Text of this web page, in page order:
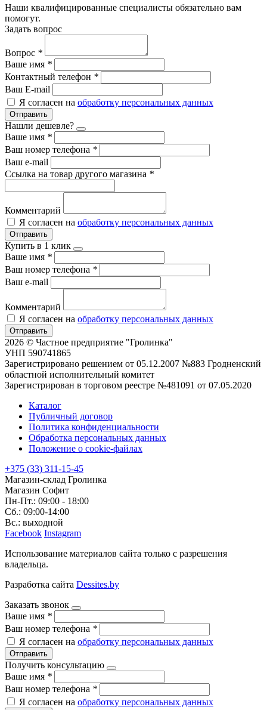
Наши квалифицированные специалисты обязательно вам
помогут.
Задать вопрос
Вопрос *
Ваше имя *
Контактный телефон *
Ваш E-mail
Я согласен на обработку персональных данных
Отправить
Нашли дешевле?
Ваше имя *
Ваш номер телефона *
Ваш e-mail
Ссылка на товар другого магазина *
Комментарий
Я согласен на обработку персональных данных
Отправить
Купить в 1 клик
Ваше имя *
Ваш номер телефона *
Ваш e-mail
Комментарий
Я согласен на обработку персональных данных
Отправить
2026 © Частное предприятие "Гролинка"
УНП 590741865
Зарегистрировано решением от 05.12.2007 №883 Гродненский
областной исполнительный комитет
Зарегистрирован в торговом реестре №481091 от 07.05.2020
Каталог
Публичный договор
Политика конфиденциальности
Обработка персональных данных
Положение о cookie-файлах
+375 (33) 311-15-45
Магазин-склад Гролинка
Магазин Софит
Пн-Пт.: 09:00 - 18:00
Сб.: 09:00-14:00
Вс.: выходной
Facebook Instagram
Использование материалов сайта только с разрешения
владельца.
Разработка сайта Dessites.by
Заказать звонок
Ваше имя *
Ваш номер телефона *
Я согласен на обработку персональных данных
Отправить
Получить консультацию
Ваше имя *
Ваш номер телефона *
Я согласен на обработку персональных данных